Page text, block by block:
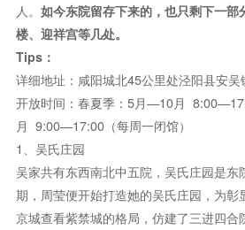
人。 如今东院留存下来的，也只剩下一部
楼、迎祥宫等几处。
Tips：
详细地址：咸阳城北45公里处泾阳县安吴
开放时间：春夏季：5月—10月
月 9:00—17:00（每周一闭馆）
1、吴氏庄园
吴家共有东西南北中五院，吴氏庄园是
期，周莹便开始打造她的吴氏庄园，为彰
京城查看紫禁城的格局，仿建了三进四合